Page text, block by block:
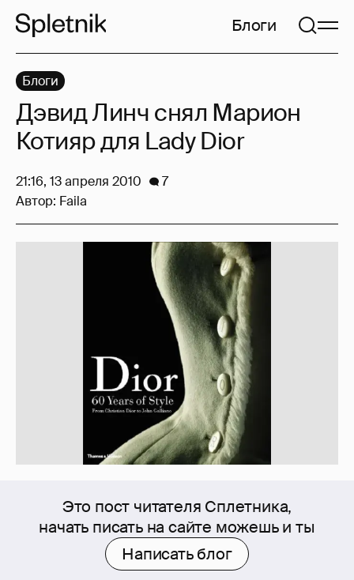
Блоги
Это пост читателя Сплетника,
начать писать на сайте можешь и ты
Написать блог
Блоги
Дэвид Линч снял Марион
Котияр для Lady Dior
21:16, 13 апреля 2010
7
Автор: Faila